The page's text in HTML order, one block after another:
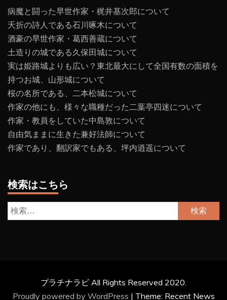
病魔と闘った早世作家・梶井基次郎について
夭折の詩人である石川啄木について
酒豪の早世作家・葛西善蔵について
土造りの城である久保田城について
実は姫路城よりも広い？東北最大にして全国有数の面積を
持つお城、山形城について
桜の名所である、二本松城について
作家の他にも、様々な職種だった二葉亭四迷について
作家・教員をしていた中島敦について
自由気ままに生きた兼好法師について
作家であり、翻訳家でもある、坪内逍遥について
検索はこちら
検
索:
プラチナラビ All Rights Reserved 2020.
Proudly powered by WordPress | Theme: Recent News